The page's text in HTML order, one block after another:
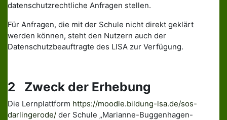
datenschutzrechtliche Anfragen stellen.
Für Anfragen, die mit der Schule nicht direkt geklärt
werden können, steht den Nutzern auch der
Datenschutzbeauftragte des LISA zur Verfügung.
2 Zweck der Erhebung
Die Lernplattform https://moodle.bildung-lsa.de/sos-
darlingerode/ der Schule „Marianne-Buggenhagen-